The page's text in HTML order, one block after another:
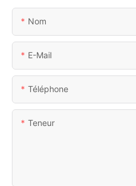
Nom
E-Mail
Téléphone
Teneur